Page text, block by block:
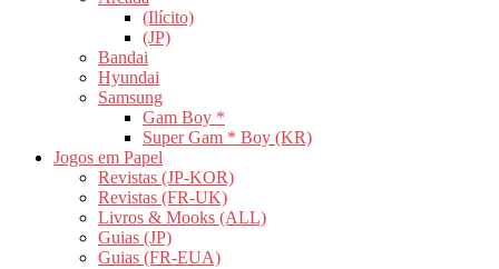
(Ilícito)
(JP)
Bandai
Hyundai
Samsung
Gam Boy *
Super Gam * Boy (KR)
Jogos em Papel
Revistas (JP-KOR)
Revistas (FR-UK)
Livros & Mooks (ALL)
Guias (JP)
Guias (FR-EUA)